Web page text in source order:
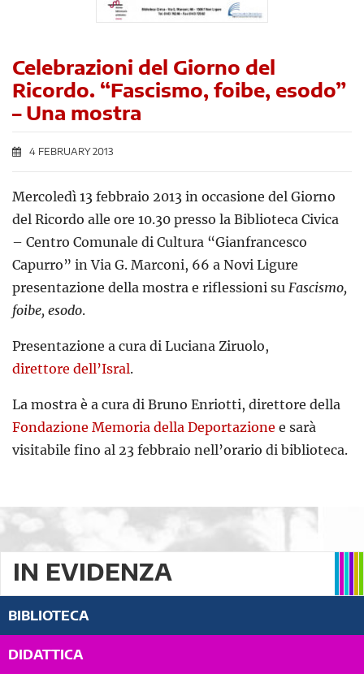
Celebrazioni del Giorno del
Ricordo. “Fascismo, foibe, esodo”
– Una mostra
4 FEBRUARY 2013
Mercoledì 13 febbraio 2013 in occasione del Giorno
del Ricordo alle ore 10.30 presso la Biblioteca Civica
– Centro Comunale di Cultura “Gianfrancesco
Capurro” in Via G. Marconi, 66 a Novi Ligure
presentazione della mostra e riflessioni su Fascismo,
foibe, esodo.
Presentazione a cura di Luciana Ziruolo,
direttore dell’Isral.
La mostra è a cura di Bruno Enriotti, direttore della
Fondazione Memoria della Deportazione e sarà
visitabile fino al 23 febbraio nell’orario di biblioteca.
IN EVIDENZA
BIBLIOTECA
DIDATTICA